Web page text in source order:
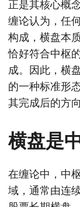
正是其核心
缠论认为，任
构成，横盘本
恰好符合中枢
成。因此，横
的一种标准形
其完成后的方
横盘是
在缠论中，中
域，通常由连